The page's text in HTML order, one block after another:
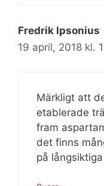
Fredrik Ipsonius
19 april, 2018 kl.
Märkligt att
etablerade
fram
det finns
på